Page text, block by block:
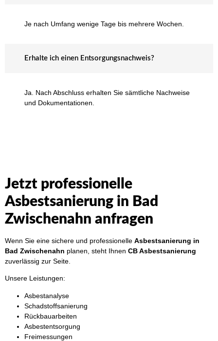
Je nach Umfang wenige Tage bis mehrere Wochen.
Erhalte ich einen Entsorgungsnachweis?
Ja. Nach Abschluss erhalten Sie sämtliche Nachweise
und Dokumentationen.
Jetzt professionelle
Asbestsanierung in Bad
Zwischenahn anfragen
Wenn Sie eine sichere und professionelle Asbestsanierung in
Bad Zwischenahn planen, steht Ihnen CB Asbestsanierung
zuverlässig zur Seite.
Unsere Leistungen:
Asbestanalyse
Schadstoffsanierung
Rückbauarbeiten
Asbestentsorgung
Freimessungen